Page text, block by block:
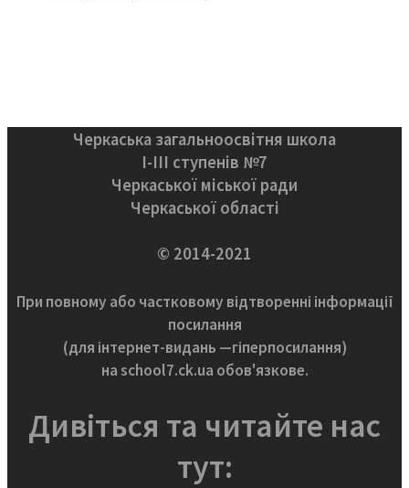
Черкаська загальноосвітня школа
І-ІІІ ступенів №7
Черкаської міської ради
Черкаської області
© 2014-2021
При повному або частковому відтворенні інформації
посилання
(для інтернет-видань —гіперпосилання)
на school7.ck.ua обов'язкове.
Дивіться та читайте нас
тут: